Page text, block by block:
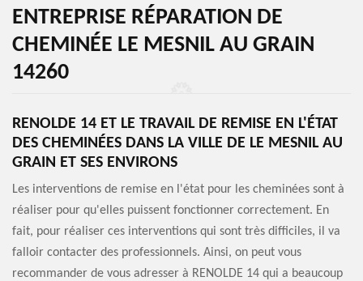
ENTREPRISE RÉPARATION DE
CHEMINÉE LE MESNIL AU GRAIN
14260
RENOLDE 14 ET LE TRAVAIL DE REMISE EN L'ÉTAT
DES CHEMINÉES DANS LA VILLE DE LE MESNIL AU
GRAIN ET SES ENVIRONS
Les interventions de remise en l'état pour les cheminées sont à
réaliser pour qu'elles puissent fonctionner correctement. En
fait, pour réaliser ces interventions qui sont très difficiles, il va
falloir contacter des professionnels. Ainsi, on peut vous
recommander de vous adresser à RENOLDE 14 qui a beaucoup